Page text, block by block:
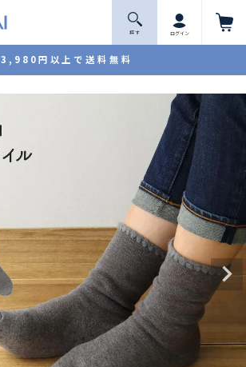
3,980円以上で送料無料
探 す ログイン